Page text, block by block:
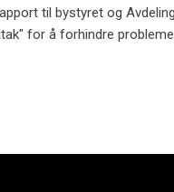
til bystyret og
for å forhindre